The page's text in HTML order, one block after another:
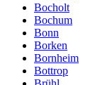
Bocholt
Bochum
Bonn
Borken
Bornheim
Bottrop